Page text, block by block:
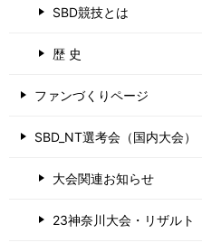
SBD競技とは
歴 史
ファンづくりページ
SBD_NT選考会（国内大会）
大会関連お知らせ
23神奈川大会・リザルト